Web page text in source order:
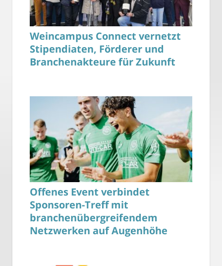
Weincampus Connect vernetzt
Stipendiaten, Förderer und
Branchenakteure für Zukunft
Offenes Event verbindet
Sponsoren-Treff mit
branchenübergreifendem
Netzwerken auf Augenhöhe